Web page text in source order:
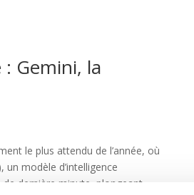
: Gemini, la
le plus attendu de l’année, où
un modèle d’intelligence
de dernière minute, plongeant